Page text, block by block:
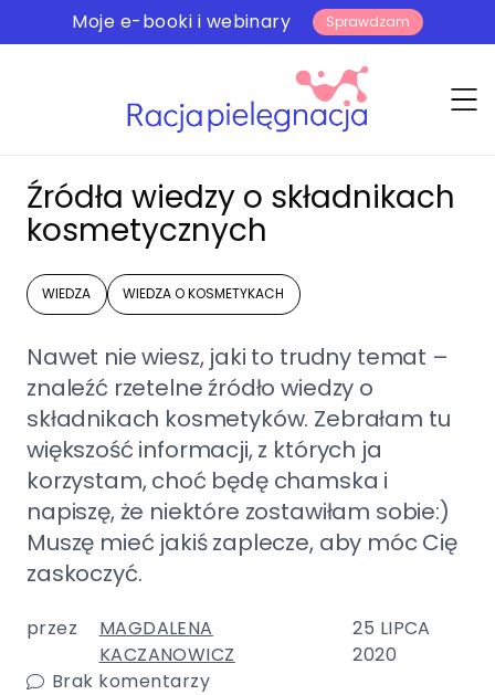
Moje e-booki i webinary Sprawdzam
Źródła wiedzy o składnikach
kosmetycznych
WIEDZA WIEDZA O KOSMETYKACH
Nawet nie wiesz, jaki to trudny temat –
znaleźć rzetelne źródło wiedzy o
składnikach kosmetyków. Zebrałam tu
większość informacji, z których ja
korzystam, choć będę chamska i
napiszę, że niektóre zostawiłam sobie:)
Muszę mieć jakiś zaplecze, aby móc Cię
zaskoczyć.
przez
MAGDALENA
KACZANOWICZ
25 LIPCA
2020
Brak komentarzy